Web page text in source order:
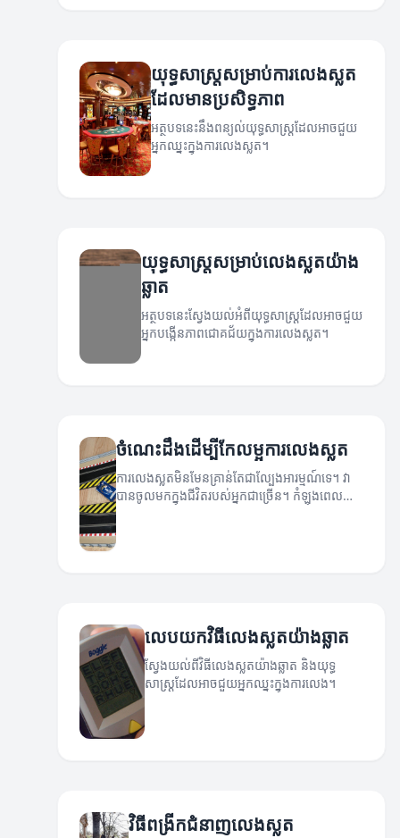
យុទ្ធសាស្ត្រសម្រាប់ការលេងស្លត
ដែលមានប្រសិទ្ធភាព
អត្ថបទនេះនឹងពន្យល់យុទ្ធសាស្ត្រដែលអាចជួយ
អ្នកឈ្នះក្នុងការលេងស្លត។
យុទ្ធសាស្ត្រសម្រាប់លេងស្លតយ៉ាង
ឆ្លាត
អត្ថបទនេះស្វែងយល់អំពីយុទ្ធសាស្ត្រដែលអាចជួយ
អ្នកបង្កើនភាពជោគជ័យក្នុងការលេងស្លត។
ចំណេះដឹងដើម្បីកែលម្អការលេងស្លត
ការលេងស្លតមិនមែនគ្រាន់តែជាល្បែងអារម្មណ៍ទេ។ វា
បានចូលមកក្នុងជីវិតរបស់អ្នកជាច្រើន។ កំឡុងពេលនេះ
យើងនឹងស្វែងយល់ពីបច្ចេកទេសដើម្បីកែលម្អសមត្ថភាព
របស់អ្នក។
លេបយកវិធីលេងស្លតយ៉ាងឆ្លាត
ស្វែងយល់ពីវិធីលេងស្លតយ៉ាងឆ្លាត និងយុទ្ធ
សាស្ត្រដែលអាចជួយអ្នកឈ្នះក្នុងការលេង។
វិធីពង្រីកជំនាញលេងស្លត